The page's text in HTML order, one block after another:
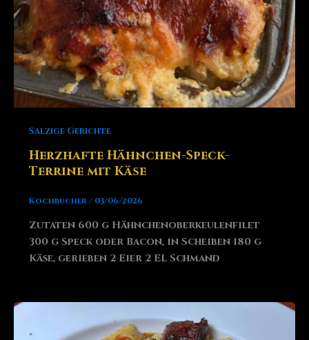
Salzige Gerichte
Herzhafte Hähnchen-Speck-
Terrine mit Käse
Kochbucher/ 03/06/2026
Zutaten 600 g Hähnchenoberkeulenfilet
300 g Speck oder Bacon, in Scheiben 180 g
Käse, gerieben 2 Eier 2 EL Schmand